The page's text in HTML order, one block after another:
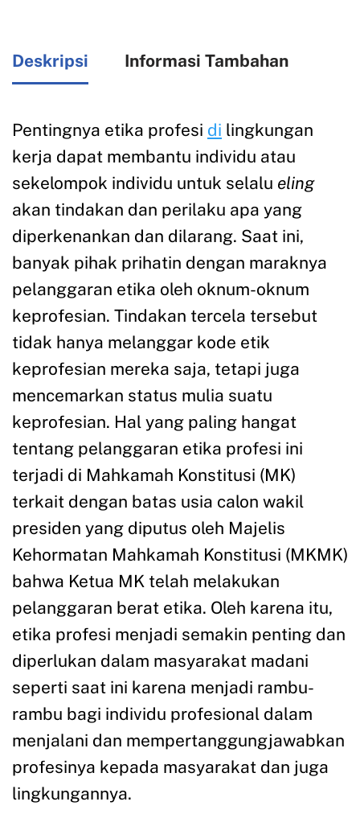
Deskripsi Informasi Tambahan
Pentingnya etika profesi di lingkungan
kerja dapat membantu individu atau
sekelompok individu untuk selalu eling
akan tindakan dan perilaku apa yang
diperkenankan dan dilarang. Saat ini,
banyak pihak prihatin dengan maraknya
pelanggaran etika oleh oknum-oknum
keprofesian. Tindakan tercela tersebut
tidak hanya melanggar kode etik
keprofesian mereka saja, tetapi juga
mencemarkan status mulia suatu
keprofesian. Hal yang paling hangat
tentang pelanggaran etika profesi ini
terjadi di Mahkamah Konstitusi (MK)
terkait dengan batas usia calon wakil
presiden yang diputus oleh Majelis
Kehormatan Mahkamah Konstitusi (MKMK)
bahwa Ketua MK telah melakukan
pelanggaran berat etika. Oleh karena itu,
etika profesi menjadi semakin penting dan
diperlukan dalam masyarakat madani
seperti saat ini karena menjadi rambu-
rambu bagi individu profesional dalam
menjalani dan mempertanggungjawabkan
profesinya kepada masyarakat dan juga
lingkungannya.